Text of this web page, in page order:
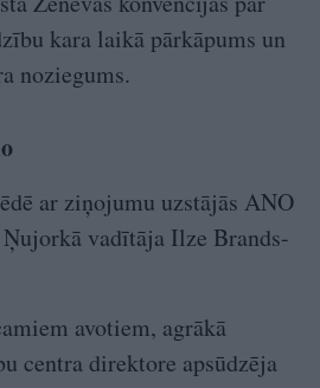
kara laikā pārkāpums un
noziegums.
ar ziņojumu uzstājās ANO
vadītāja Ilze Brands-
avotiem, agrākā
centra direktore apsūdzēja